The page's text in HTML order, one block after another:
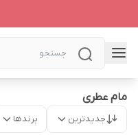
مام عطری
جدیدترین برندها